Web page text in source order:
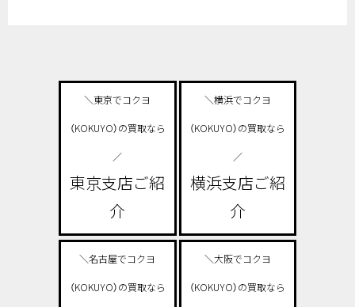
＼東京でコクヨ
（KOKUYO）の買取なら
／
東京支店ご紹
介
＼横浜でコクヨ
（KOKUYO）の買取なら
／
横浜支店ご紹
介
＼名古屋でコクヨ
（KOKUYO）の買取なら
＼大阪でコクヨ
（KOKUYO）の買取なら